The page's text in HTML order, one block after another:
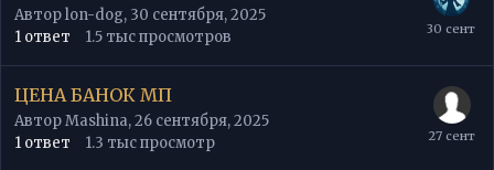
Авторlon-dog, 30 сентября, 2025
1 ответ 1.5 тыспросмотров
ЦЕНА БАНОК МП
АвторMashina,26 сентября, 2025
1 ответ 1.3 тыспросмотр